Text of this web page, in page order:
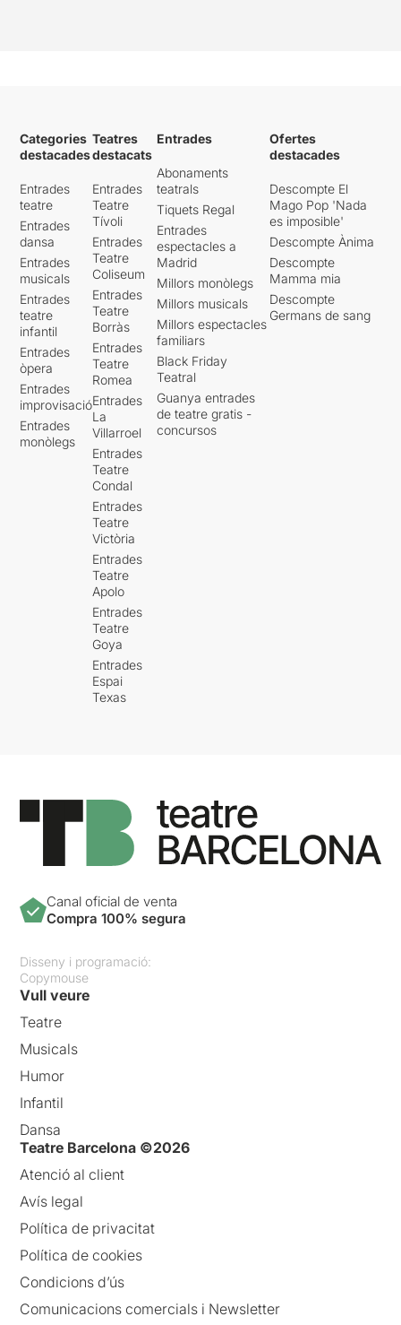
número a un altre fins a la
conclusió final. Això no
impedeix que també hi hagi
troballes esplèndides, com
la divisió psicològica de la
protagonista en dues actrius
que, no obstant això, no
salven les carències abans
mencionades.
Categories
destacades
Entrades
teatre
Entrades
dansa
Entrades
musicals
Entrades
teatre
infantil
Entrades
òpera
Entrades
improvisació
Entrades
monòlegs
Teatres
destacats
Entrades
Teatre
Tívoli
Entrades
Teatre
Coliseum
Entrades
Teatre
Borràs
Entrades
Teatre
Romea
Entrades
La
Villarroel
Entrades
Teatre
Condal
Entrades
Teatre
Victòria
Entrades
Teatre
Apolo
Entrades
Teatre
Goya
Entrades
Espai
Texas
Entrades
Abonaments
teatrals
Tiquets Regal
Entrades
espectacles a
Madrid
Millors monòlegs
Millors musicals
Millors espectacles
familiars
Black Friday
Teatral
Guanya entrades
de teatre gratis -
concursos
Ofertes
destacades
Descompte El
Mago Pop 'Nada
es imposible'
Descompte Ànima
Descompte
Mamma mia
Descompte
Germans de sang
Canal oficial de venta
Compra 100% segura
Disseny i programació:
Copymouse
Vull veure
Teatre
Musicals
Humor
Infantil
Dansa
Teatre Barcelona ©2026
Atenció al client
Avís legal
Política de privacitat
Política de cookies
Condicions d’ús
Comunicacions comercials i Newsletter